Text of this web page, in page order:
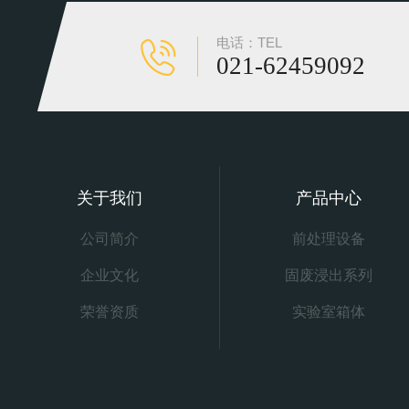
电话：TEL
021-62459092
关于我们
公司简介
企业文化
荣誉资质
产品中心
前处理设备
固废浸出系列
实验室箱体